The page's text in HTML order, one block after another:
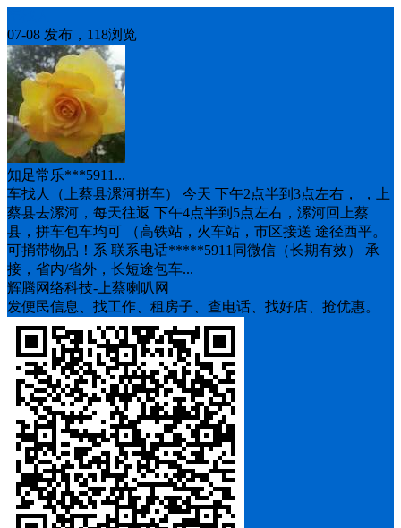
07-08 发布，118浏览
知足常乐***5911...
车找人（上蔡县漯河拼车） 今天 下午2点半到3点左右， ，上
蔡县去漯河，每天往返 下午4点半到5点左右，漯河回上蔡
县，拼车包车均可 （高铁站，火车站，市区接送 途径西平。
可捎带物品！系 联系电话*****5911同微信（长期有效） 承
接，省内/省外，长短途包车...
辉腾网络科技-上蔡喇叭网
发便民信息、找工作、租房子、查电话、找好店、抢优惠。